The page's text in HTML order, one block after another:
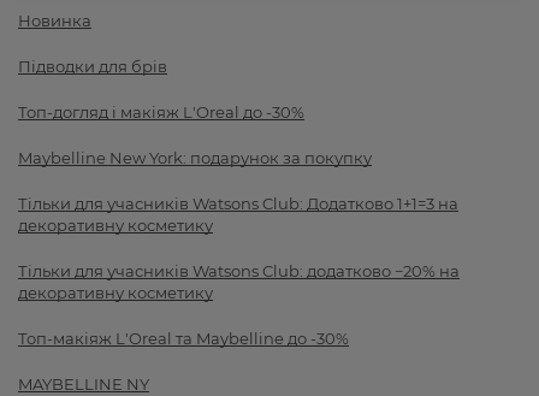
Новинка
Підводки для брів
Топ-догляд і макіяж L'Oreal до -30%
Maybelline New York: подарунок за покупку
Тільки для учасників Watsons Club: Додатково 1+1=3 на
декоративну косметику
Тільки для учасників Watsons Club: додатково −20% на
декоративну косметику
Топ-макіяж L'Oreal та Maybelline до -30%
MAYBELLINE NY